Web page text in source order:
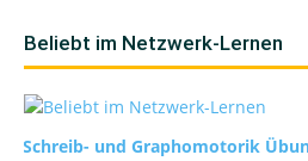
Beliebt im Netzwerk-Lernen
Schreib- und Graphomotorik